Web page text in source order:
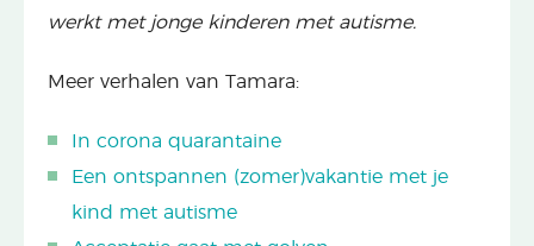
werkt met jonge kinderen met autisme.
Meer verhalen van Tamara:
In corona quarantaine
Een ontspannen (zomer)vakantie met je
kind met autisme